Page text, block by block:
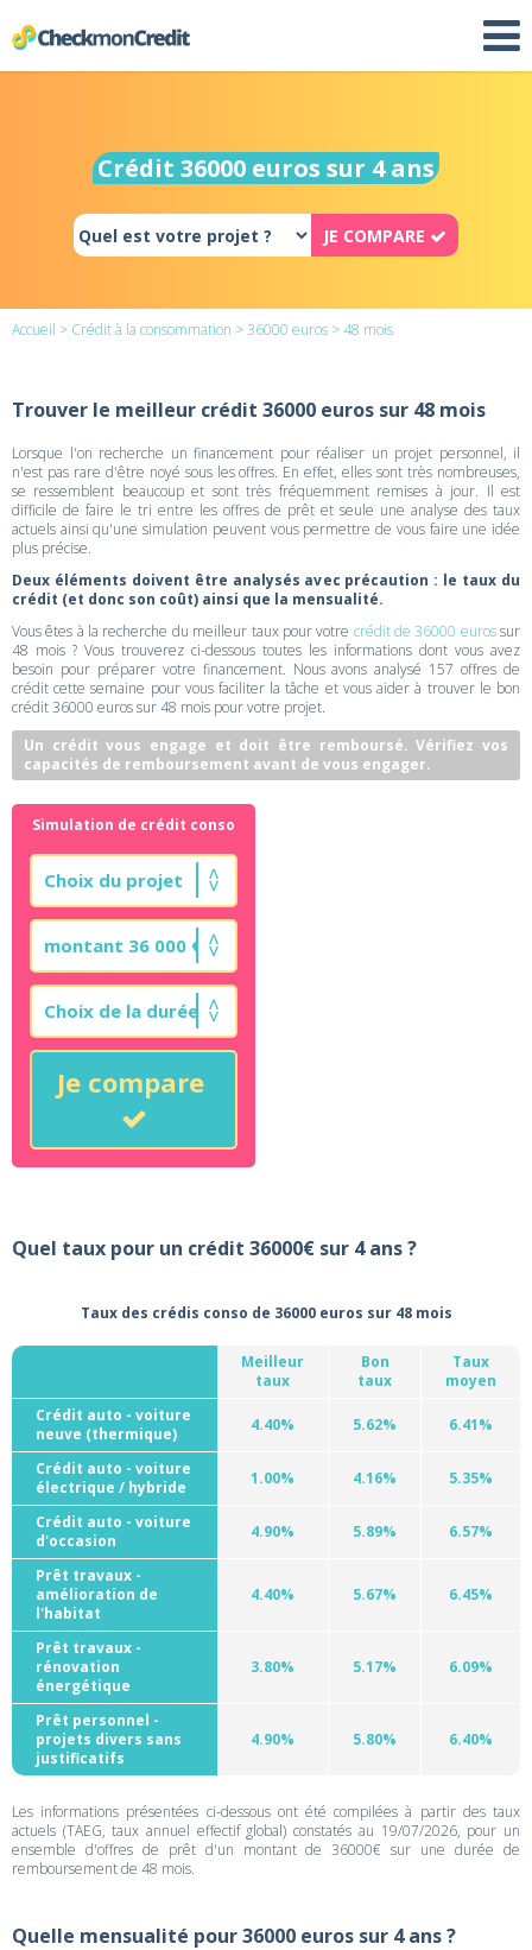
Crédit 36000 euros sur 4 ans
JE COMPARE
Accueil > Crédit à la consommation >36000 euros > 48 mois
Trouver le meilleur crédit 36000 euros sur 48 mois
Lorsque l'on recherche un financement pour réaliser un projet personnel, il
n'est pas rare d'être noyé sous les offres. En effet, elles sont très nombreuses,
se ressemblent beaucoup et sont très fréquemment remises à jour. Il est
difficile de faire le tri entre les offres de prêt et seule une analyse des taux
actuels ainsi qu'une simulation peuvent vous permettre de vous faire une idée
plus précise.
Deux éléments doivent être analysés avec précaution : le taux du
crédit (et donc son coût) ainsi que la mensualité.
Vous êtes à la recherche du meilleur taux pour votre crédit de 36000 eurossur
48 mois ? Vous trouverez ci-dessous toutes les informations dont vous avez
besoin pour préparer votre financement. Nous avons analysé 157 offres de
crédit cette semaine pour vous faciliter la tâche et vous aider à trouver le bon
crédit 36000 euros sur 48 mois pour votre projet.
Un crédit vous engage et doit être remboursé. Vérifiez vos
capacités de remboursement avant de vous engager.
Simulation de crédit conso
Je compare
Quel taux pour un crédit 36000€ sur 4 ans ?
Taux des crédis conso de 36000 euros sur 48 mois
Meilleur
taux
Bon
taux
Taux
moyen
Crédit auto - voiture
neuve (thermique)
4.40% 5.62% 6.41%
Crédit auto - voiture
électrique / hybride
1.00% 4.16% 5.35%
Crédit auto - voiture
d'occasion
4.90% 5.89% 6.57%
Prêt travaux -
amélioration de
l'habitat
4.40% 5.67% 6.45%
Prêt travaux -
rénovation
énergétique
3.80% 5.17% 6.09%
Prêt personnel -
projets divers sans
justificatifs
4.90% 5.80% 6.40%
Les informations présentées ci-dessous ont été compilées à partir des taux
actuels (TAEG, taux annuel effectif global) constatés au 19/07/2026, pour un
ensemble d'offres de prêt d'un montant de 36000€ sur une durée de
remboursement de 48 mois.
Quelle mensualité pour 36000 euros sur 4 ans ?